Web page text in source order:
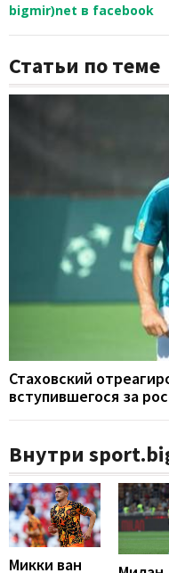
bigmir)net в facebook
Статьи по теме
Стаховский
вступившегося за
Внутри
Микки ван